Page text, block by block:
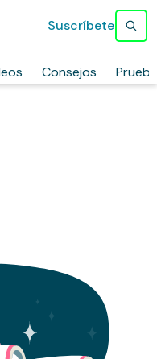
Consejos
Suscríbete